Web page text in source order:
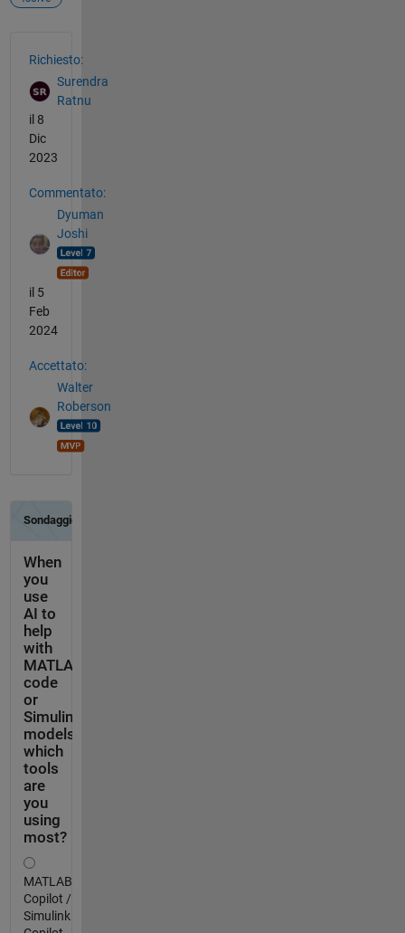
Richiesto:
Surendra
Ratnu
il 8
Dic
2023
Commentato:
Dyuman
Joshi
il 5
Feb
2024
Accettato:
Walter
Roberson